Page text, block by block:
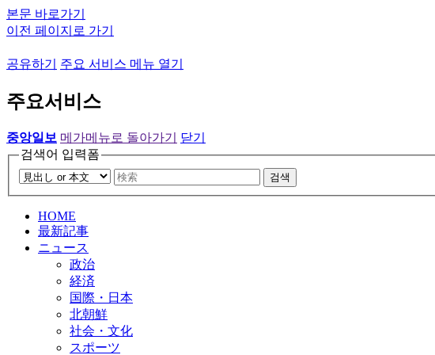
본문 바로가기
이전 페이지로 가기
공유하기 주요 서비스 메뉴 열기
주요서비스
중앙일보 메가메뉴로 돌아가기
닫기
검색어 입력폼
검색
HOME
最新記事
ニュース
政治
経済
国際・日本
北朝鮮
社会・文化
スポーツ